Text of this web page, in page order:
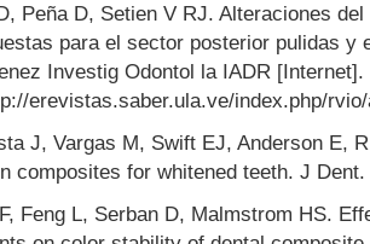
Peña D, Setien V RJ. Alteraciones
para el sector posterior pulidas y
Investig Odontol la IADR
erevistas.saber.ula.ve/index.php/
J, Vargas M, Swift EJ, Anderson E,
composites for whitened teeth. J
Feng L, Serban D, Malmstrom HS.